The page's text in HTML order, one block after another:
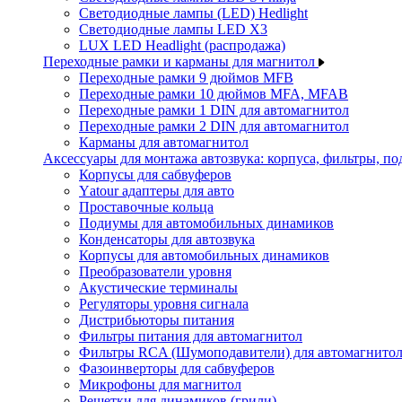
Светодиодные лампы (LED) Hedlight
Светодиодные лампы LED X3
LUX LED Headlight (распродажа)
Переходные рамки и карманы для магнитол
Переходные рамки 9 дюймов MFB
Переходные рамки 10 дюймов MFA, MFAB
Переходные рамки 1 DIN для автомагнитол
Переходные рамки 2 DIN для автомагнитол
Карманы для автомагнитол
Аксессуары для монтажа автозвука: корпуса, фильтры,
Корпусы для сабвуферов
Yаtour адаптеры для авто
Проставочные кольца
Подиумы для автомобильных динамиков
Конденсаторы для автозвука
Корпусы для автомобильных динамиков
Преобразователи уровня
Акустические терминалы
Регуляторы уровня сигнала
Дистрибьюторы питания
Фильтры питания для автомагнитол
Фильтры RCA (Шумоподавители) для автомагнитол
Фазоинверторы для сабвуферов
Микрофоны для магнитол